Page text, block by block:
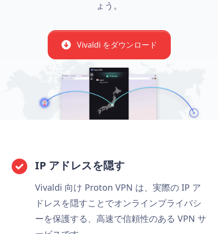
ょう。
Vivaldi をダウンロード
IP アドレスを隠す
Vivaldi 向け Proton VPN は、実際の IP ア
ドレスを隠すことでオンラインプライバシ
ーを保護する、高速で信頼性のある VPN サ